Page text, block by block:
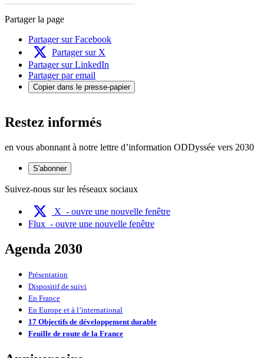
Partager la page
Partager sur Facebook
Partager sur X
Partager sur LinkedIn
Partager par email
Copier dans le presse-papier
Restez informés
en vous abonnant à notre lettre d’information ODDyssée vers 2030
S'abonner
Suivez-nous sur les réseaux sociaux
X - ouvre une nouvelle fenêtre
Flux - ouvre une nouvelle fenêtre
Agenda 2030
Présentation
Dispositif de suivi
En France
En Europe et à l’international
17 Objectifs de développement durable
Feuille de route de la France